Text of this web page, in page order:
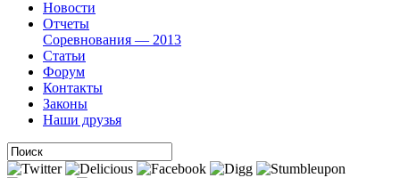
Новости
Отчеты
Соревнования — 2013
Статьи
Форум
Контакты
Законы
Наши друзья